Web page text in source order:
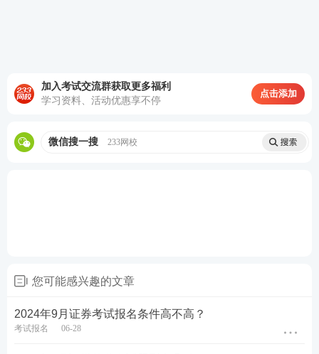
2、或者符合管理规则第十条的相关人员，也是可以直
接报考专项的。
【超全资料包】【证券真题免费下载
免费领V题
类别
一般业务水平评价测试
《证券市场基本法律法规》
加入考试交流群获取更多福利
学习资料、活动优惠享不停
点击添加
微信搜一搜 233网校
您可能感兴趣的文章
2024年9月证券考试报名条件高不高？
考试报名 06-28